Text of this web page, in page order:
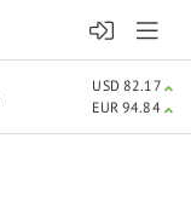
USD 82.17
EUR 94.84